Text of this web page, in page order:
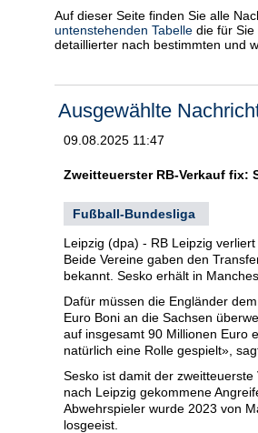
Auf dieser Seite finden Sie alle
untenstehenden Tabelle die für
detaillierter nach bestimmten und
Ausgewählte
09.08.2025 11:47
Zweitteuerster RB-Verkauf fix:
Fußball-Bundesliga
Leipzig (dpa) - RB Leipzig
Beide Vereine gaben den
bekannt. Sesko erhält in
Dafür müssen die Engländer
Euro Boni an die Sachsen
auf insgesamt 90 Millionen Euro
natürlich eine Rolle gespielt»,
Sesko ist damit der
nach Leipzig gekommene
Abwehrspieler wurde 2023 von
losgeeist.